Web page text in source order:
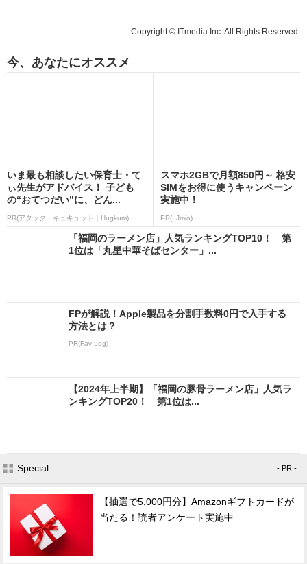
Copyright © ITmedia Inc. All Rights Reserved.
今、あなたにオススメ
いま最も相談したい保育士・て
ぃ先生がアドバイス！ 子ども
の“おてつだい”に、どん...
PR(アタック・キュキュット｜Hugkum)
スマホ2GBで月額850円～ 格安
SIMをお得に使うキャンペーン
実施中！
PR(IIJmio)
「福岡のラーメン店」人気ランキングTOP10！ 第
1位は「丸星中華そばセンター」...
FPが解説！Apple製品を分割手数料0円で入手する
方法とは？
PR(Fav-Log)
【2024年上半期】「福岡の豚骨ラーメン店」人気ラ
ンキングTOP20！ 第1位は...
Special - PR -
【抽選で5,000円分】Amazonギフトカードが
当たる！読者アンケート実施中